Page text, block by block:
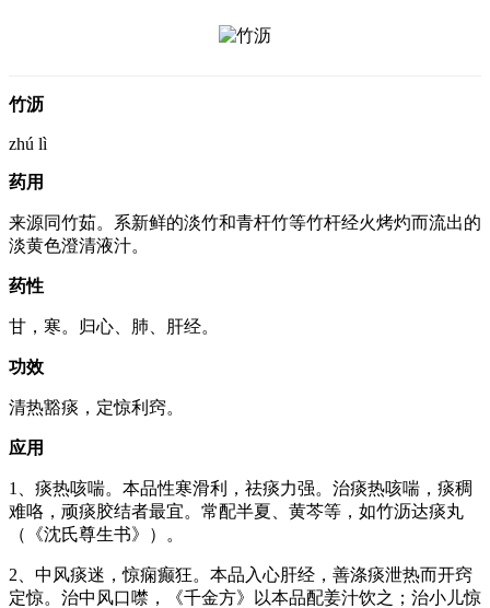
竹沥
zhú lì
药用
来源同竹茹。系新鲜的淡竹和青杆竹等竹杆经火烤灼而流出的
淡黄色澄清液汁。
药性
甘，寒。归心、肺、肝经。
功效
清热豁痰，定惊利窍。
应用
1、痰热咳喘。本品性寒滑利，祛痰力强。治痰热咳喘，痰稠
难咯，顽痰胶结者最宜。常配半夏、黄芩等，如竹沥达痰丸
（《沈氏尊生书》）。
2、中风痰迷，惊痫癫狂。本品入心肝经，善涤痰泄热而开窍
定惊。治中风口噤，《千金方》以本品配姜汁饮之；治小儿惊